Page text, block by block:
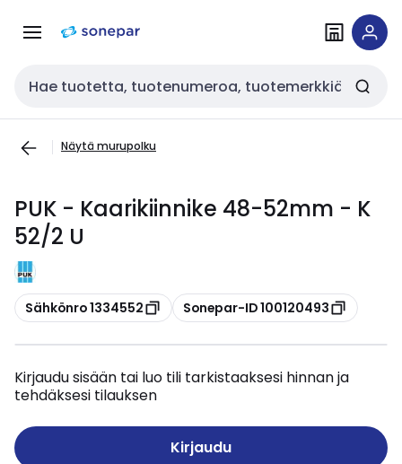
navigointiinsisältöön
Haku
Näytä murupolku
PUK - Kaarikiinnike 48-52mm - K
52/2 U
Kopioi
Sähkönro 1334552 Kopioi
Sonepar-ID 100120493
Kirjaudu sisään tai luo tili tarkistaaksesi hinnan ja
tehdäksesi tilauksen
Kirjaudu